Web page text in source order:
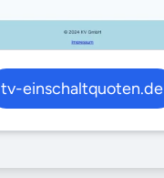
tv-einschaltquoten.de